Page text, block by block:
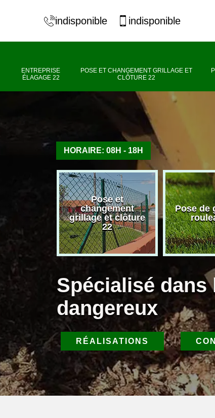
indisponible indisponible
ENTREPRISE
ÉLAGAGE 22
POSE ET CHANGEMENT GRILLAGE ET
CLÔTURE 22
HORAIRE: 08H - 18H
Pose et
changement
grillage et clôture
22
Pose de
Spécialisé dans
dangereux
RÉALISATIONS